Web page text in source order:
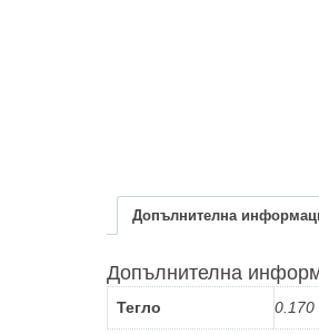
Допълнителна
Допълнителна
Тегло 0.170